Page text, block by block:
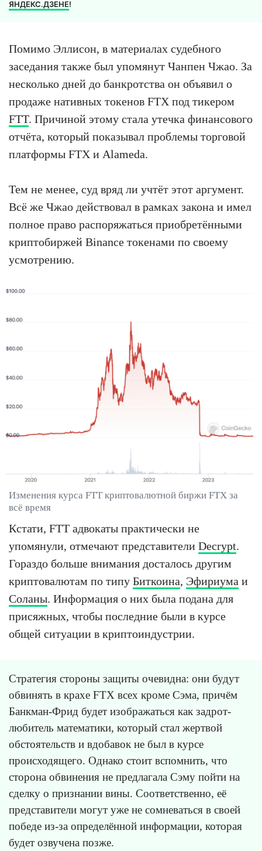
ЯНДЕКС.ДЗЕНЕ!
Помимо Эллисон, в материалах судебного
заседания также был упомянут Чанпен Чжао. За
несколько дней до банкротства он объявил о
продаже нативных токенов FTX под тикером
FTT. Причиной этому стала утечка финансового
отчёта, который показывал проблемы торговой
платформы FTX и Alameda.
Тем не менее, суд вряд ли учтёт этот аргумент.
Всё же Чжао действовал в рамках закона и имел
полное право распоряжаться приобретёнными
криптобиржей Binance токенами по своему
усмотрению.
Изменения курса FTT криптовалютной биржи FTX за
всё время
Кстати, FTT адвокаты практически не
упомянули, отмечают представители Decrypt.
Гораздо больше внимания досталось другим
криптовалютам по типу Биткоина, Эфириума и
Соланы. Информация о них была подана для
присяжных, чтобы последние были в курсе
общей ситуации в криптоиндустрии.
Стратегия стороны защиты очевидна: они будут
обвинять в крахе FTX всех кроме Сэма, причём
Банкман-Фрид будет изображаться как задрот-
любитель математики, который стал жертвой
обстоятельств и вдобавок не был в курсе
происходящего. Однако стоит вспомнить, что
сторона обвинения не предлагала Сэму пойти на
сделку о признании вины. Соответственно, её
представители могут уже не сомневаться в своей
победе из-за определённой информации, которая
будет озвучена позже.